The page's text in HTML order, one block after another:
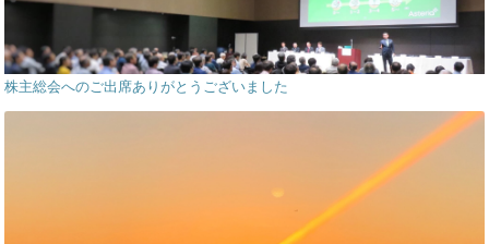
株主総会へのご出席ありがとうございました